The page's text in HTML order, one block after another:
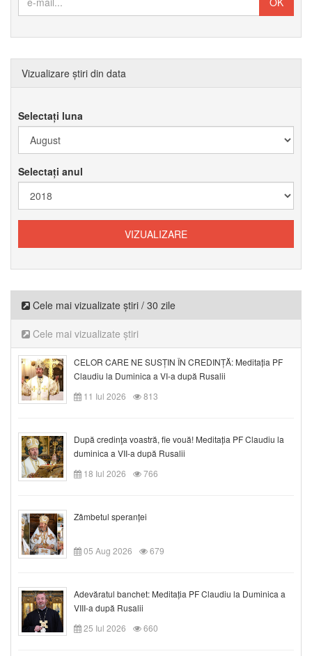
Vizualizare știri din data
Selectați luna
Selectați anul
Cele mai vizualizate știri / 30 zile
Cele mai vizualizate știri
CELOR CARE NE SUSȚIN ÎN CREDINȚĂ: Meditația PF
Claudiu la Duminica a VI-a după Rusalii
11 Iul 2026
813
După credinţa voastră, fie vouă! Meditația PF Claudiu la
duminica a VII-a după Rusalii
18 Iul 2026
766
Zâmbetul speranței
05 Aug 2026 679
Adevăratul banchet: Meditația PF Claudiu la Duminica a
VIII-a după Rusalii
25 Iul 2026
660